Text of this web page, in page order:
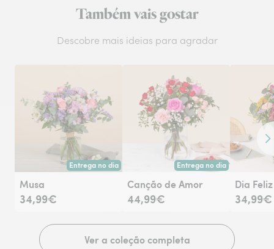
Também vais gostar
Descobre mais ideias para agradar
Entrega no dia
Entrega hoje ou na data à tua escolha.
Musa
34,99€
Entrega no dia
Entrega hoje ou na data à
Canção de Amor
44,99€
Dia Feliz
34,99€
Ver a coleção completa